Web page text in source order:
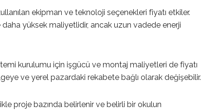
ekipman ve teknoloji seçenekleri fiyatı etkiler.
yüksek maliyetlidir, ancak uzun vadede enerji
kurulumu için işgücü ve montaj maliyetleri de fiyatı
ve yerel pazardaki rekabete bağlı olarak değişebilir.
proje bazında belirlenir ve belirli bir okulun